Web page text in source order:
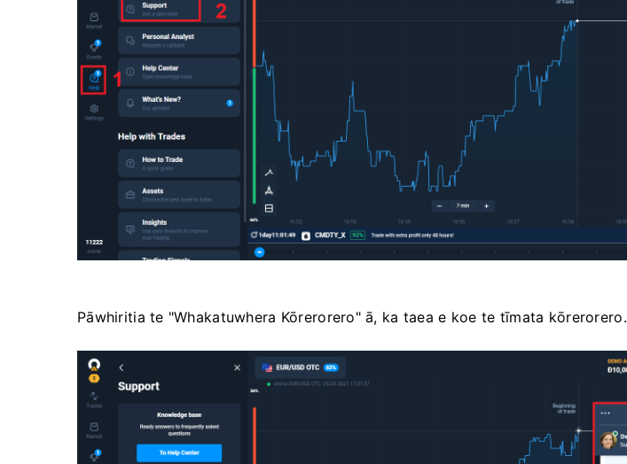
Pāwhiritia te "Whakatuwhera Kōrerorero" ā, ka taea e koe te tīmata kōrerorero.